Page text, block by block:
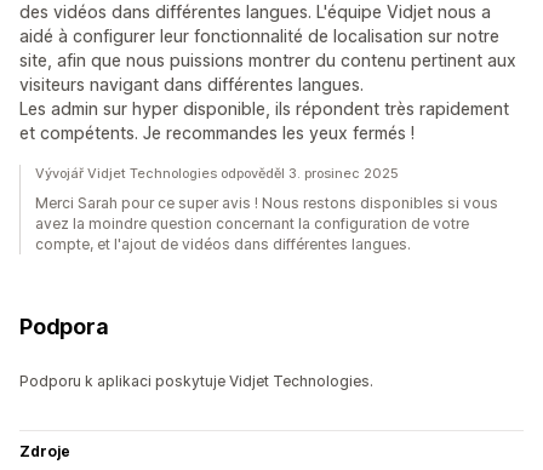
des vidéos dans différentes langues. L'équipe Vidjet nous a
aidé à configurer leur fonctionnalité de localisation sur notre
site, afin que nous puissions montrer du contenu pertinent aux
visiteurs navigant dans différentes langues.
Les admin sur hyper disponible, ils répondent très rapidement
et compétents. Je recommandes les yeux fermés !
Vývojář Vidjet Technologies odpověděl 3. prosinec 2025
Merci Sarah pour ce super avis ! Nous restons disponibles si vous
avez la moindre question concernant la configuration de votre
compte, et l'ajout de vidéos dans différentes langues.
Podpora
Podporu k aplikaci poskytuje Vidjet Technologies.
Zdroje